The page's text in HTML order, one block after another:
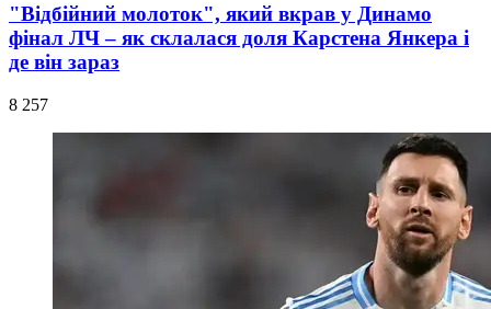
"Відбійний молоток", який вкрав у Динамо
фінал ЛЧ – як склалася доля Карстена Янкера і
де він зараз
8 257